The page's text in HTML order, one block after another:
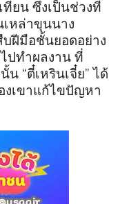
ทียน ซึ่งเป็นช่วงที่
หล่าขุนนาง
ฝีมือชั้นยอดอย่าง
ไปทำผลงาน ที่
“ตี๋เหรินเจี๋ย” ได้
งเขาแก้ไขปัญหา